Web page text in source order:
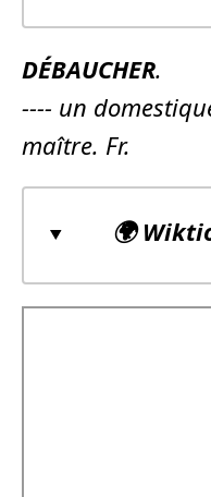
DÉBAUCHER.
---- un
maître. Fr.
🌍